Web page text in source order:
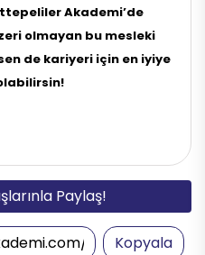
Akademi’de
olmayan bu mesleki
de kariyeri için en iyiye
Paylaş!
Kopyala